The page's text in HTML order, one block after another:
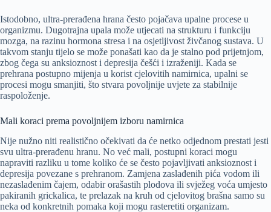
Istodobno, ultra-prerađena hrana često pojačava upalne procese u
organizmu. Dugotrajna upala može utjecati na strukturu i funkciju
mozga, na razinu hormona stresa i na osjetljivost živčanog sustava. U
takvom stanju tijelo se može ponašati kao da je stalno pod prijetnjom,
zbog čega su anksioznost i depresija češći i izraženiji. Kada se
prehrana postupno mijenja u korist cjelovitih namirnica, upalni se
procesi mogu smanjiti, što stvara povoljnije uvjete za stabilnije
raspoloženje.
Mali koraci prema povoljnijem izboru namirnica
Nije nužno niti realistično očekivati da će netko odjednom prestati jesti
svu ultra-prerađenu hranu. No već mali, postupni koraci mogu
napraviti razliku u tome koliko će se često pojavljivati anksioznost i
depresija povezane s prehranom. Zamjena zaslađenih pića vodom ili
nezaslađenim čajem, odabir orašastih plodova ili svježeg voća umjesto
pakiranih grickalica, te prelazak na kruh od cjelovitog brašna samo su
neka od konkretnih pomaka koji mogu rasteretiti organizam.